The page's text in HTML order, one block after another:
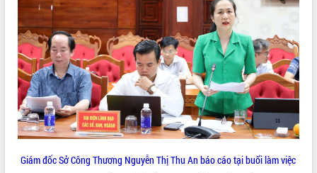
Giám đốc Sở Công Thương Nguyễn Thị Thu An báo cáo tại buổi làm việc